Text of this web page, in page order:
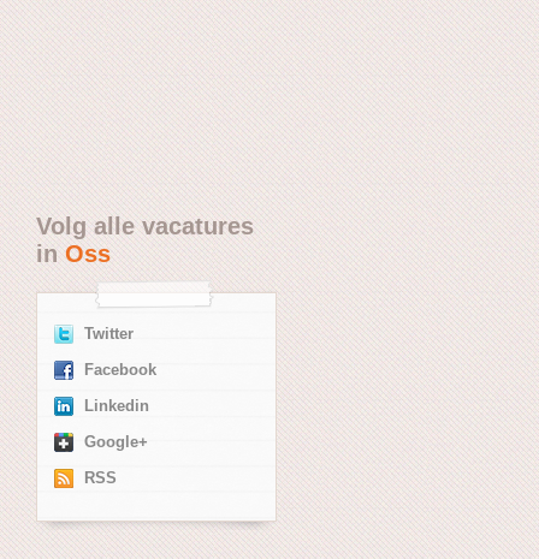
Volg alle vacatures
inOss
Twitter
Facebook
Linkedin
Google+
RSS